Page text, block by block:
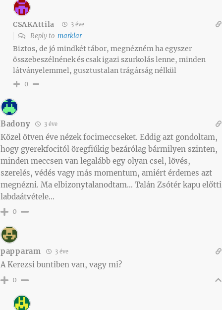
CSAKAttila 3 éve
Reply to marklar
Biztos, de jó mindkét tábor, megnézném ha egyszer
összebeszélnének és csak igazi szurkolás lenne, minden
látványelemmel, gusztustalan trágárság nélkül
0
Badony 3 éve
Közel ötven éve nézek focimeccseket. Eddig azt gondoltam,
hogy gyerekfocitól öregfiúkig bezárólag bármilyen szinten,
minden meccsen van legalább egy olyan csel, lövés,
szerelés, védés vagy más momentum, amiért érdemes azt
megnézni. Ma elbizonytalanodtam… Talán Zsótér kapu előtti
labdaátvétele…
0
papparam 3 éve
A Kerezsi buntiben van, vagy mi?
0